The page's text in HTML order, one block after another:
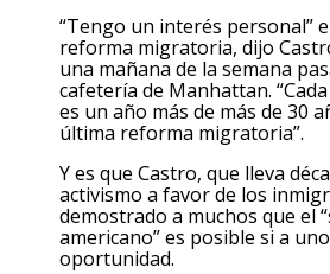
“Tengo un interés personal”
reforma migratoria, dijo
una mañana de la semana
cafetería de Manhattan.
es un año más de más de 30
última reforma migratoria”.
Y es que Castro, que lleva
activismo a favor de los
demostrado a muchos que el
americano” es posible si a
oportunidad.